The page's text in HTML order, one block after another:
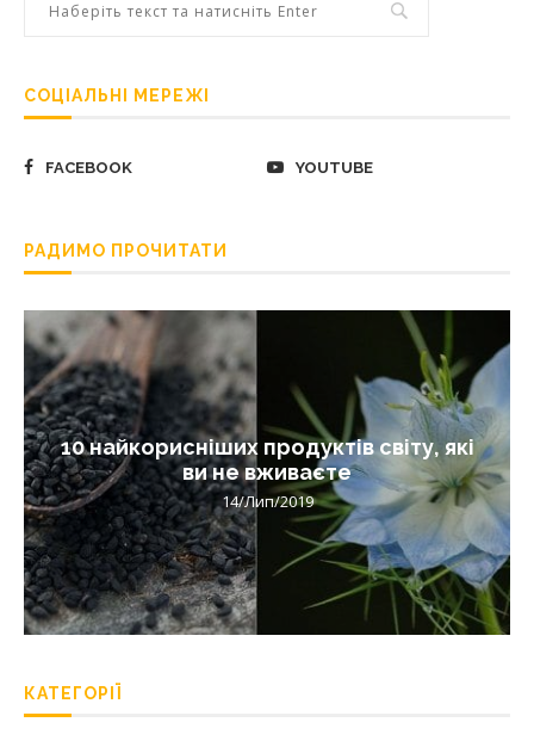
СОЦІАЛЬНІ МЕРЕЖІ
FACEBOOK YOUTUBE
РАДИМО ПРОЧИТАТИ
10 найкорисніших продуктів світу, які
ви не вживаєте
14/Лип/2019
КАТЕГОРІЇ